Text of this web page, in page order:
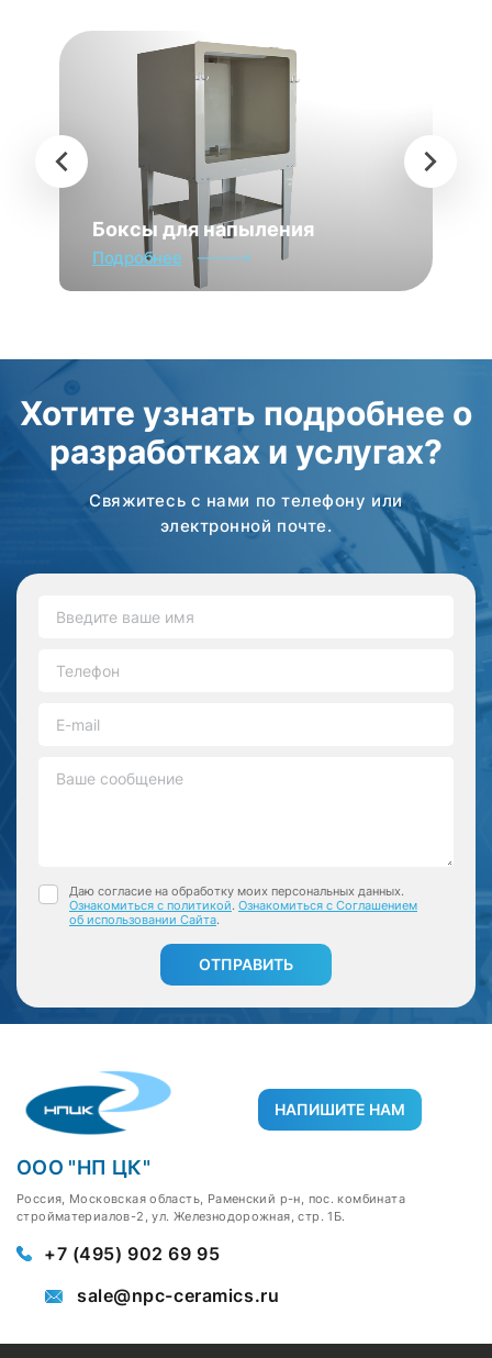
Боксы для напыления
Подробнее
Хотите узнать подробнее о
разработках и услугах?
Свяжитесь с нами по телефону или
электронной почте.
Даю согласие на обработку моих персональных данных.
Ознакомиться с политикой. Ознакомиться с Соглашением
об использовании Сайта.
ОТПРАВИТЬ
ООО "НП ЦК"
Россия, Московская область, Раменский р-н, пос. комбината
стройматериалов-2, ул. Железнодорожная, стр. 1Б.
+7 (495) 902 69 95
sale@npc-ceramics.ru
НАПИШИТЕ НАМ